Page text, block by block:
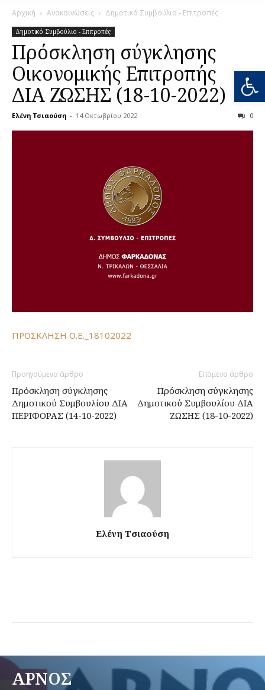
Αρχική Ανακοινώσεις Δημοτικό Συμβούλιο - Επιτροπές
Δημοτικό Συμβούλιο - Επιτροπές
Πρόσκληση σύγκλησης
Οικονομικής Επιτροπής
ΔΙΑ ΖΩΣΗΣ (18-10-2022)
Ελένη Τσιαούση - 14 Οκτωβρίου 2022 0
ΠΡΟΣΚΛΗΣΗ Ο.Ε._18102022
Προηγούμενο άρθρο
Πρόσκληση σύγκλησης
Δημοτικού Συμβουλίου ΔΙΑ
ΠΕΡΙΦΟΡΑΣ (14-10-2022)
Επόμενο άρθρο
Πρόσκληση σύγκλησης
Δημοτικού Συμβουλίου ΔΙΑ
ΖΩΣΗΣ (18-10-2022)
Ελένη Τσιαούση
ΑΡΝΟΣ